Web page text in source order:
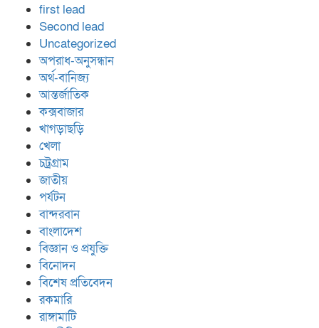
first lead
Second lead
Uncategorized
অপরাধ-অনুসন্ধান
অর্থ-বানিজ্য
আন্তর্জাতিক
কক্সবাজার
খাগড়াছড়ি
খেলা
চট্রগ্রাম
জাতীয়
পর্যটন
বান্দরবান
বাংলাদেশ
বিজ্ঞান ও প্রযুক্তি
বিনোদন
বিশেষ প্রতিবেদন
রকমারি
রাঙ্গামাটি